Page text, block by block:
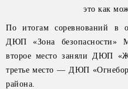
это как
По итогам соревнований в
ДЮП «Зона
второе место заняли ДЮП
третье место — ДЮП
района.